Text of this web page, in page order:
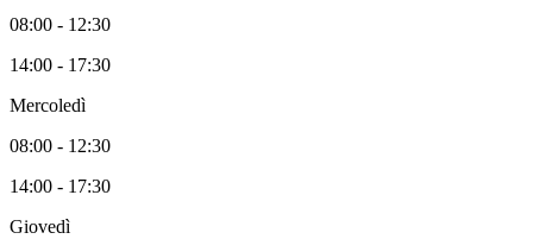
08:00 - 12:30
14:00 - 17:30
Mercoledì
08:00 - 12:30
14:00 - 17:30
Giovedì